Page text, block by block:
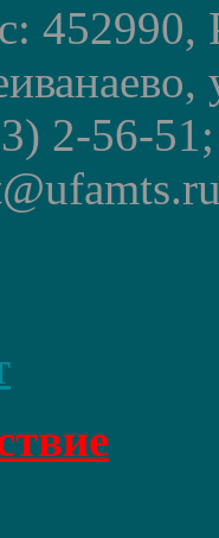
452990,
2-56-